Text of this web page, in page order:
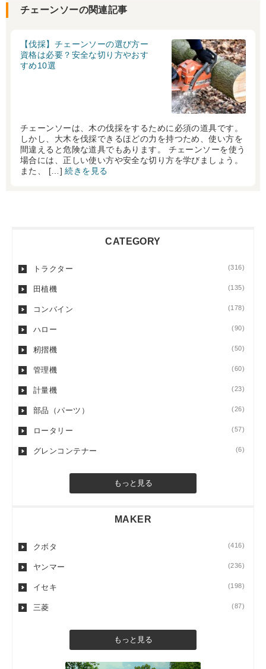
チェーンソーの関連記事
【伐採】チェーンソーの選び方ー
資格は必要？安全な切り方やおす
すめ10選
チェーンソーは、木の伐採をするために必須の道具です。
しかし、大木を伐採できるほどの力を持つため、使い方を
間違えると危険な道具でもあります。 チェーンソーを使う
場合には、正しい使い方や安全な切り方を学びましょう。
また、 […]続きを見る
CATEGORY
トラクター (316)
田植機 (135)
コンバイン (178)
ハロー (90)
籾摺機 (50)
管理機 (60)
計量機 (23)
部品（パーツ） (26)
ロータリー (57)
グレンコンテナー (6)
もっと見る
MAKER
クボタ (416)
ヤンマー (236)
イセキ (198)
三菱 (87)
もっと見る